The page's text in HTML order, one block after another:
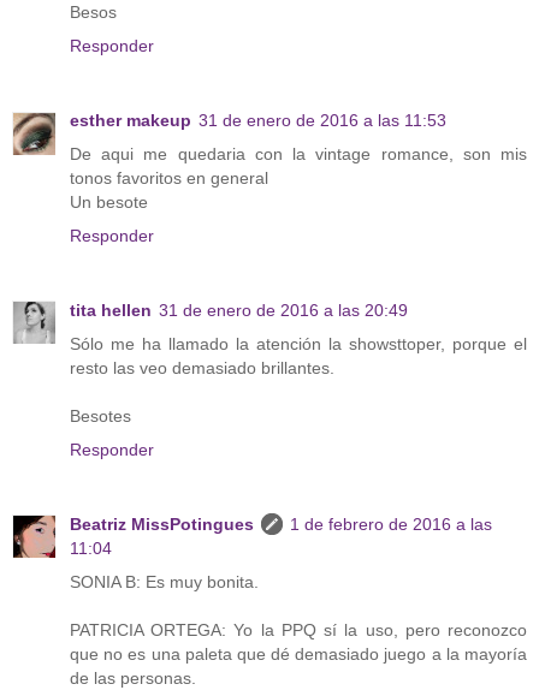
Besos
Responder
esther makeup 31 de enero de 2016 a las 11:53
De aqui me quedaria con la vintage romance, son mis
tonos favoritos en general
Un besote
Responder
tita hellen 31 de enero de 2016 a las 20:49
Sólo me ha llamado la atención la showsttoper, porque el
resto las veo demasiado brillantes.
Besotes
Responder
Beatriz MissPotingues
1 de febrero de 2016 a las
11:04
SONIA B: Es muy bonita.
PATRICIA ORTEGA: Yo la PPQ sí la uso, pero reconozco
que no es una paleta que dé demasiado juego a la mayoría
de las personas.